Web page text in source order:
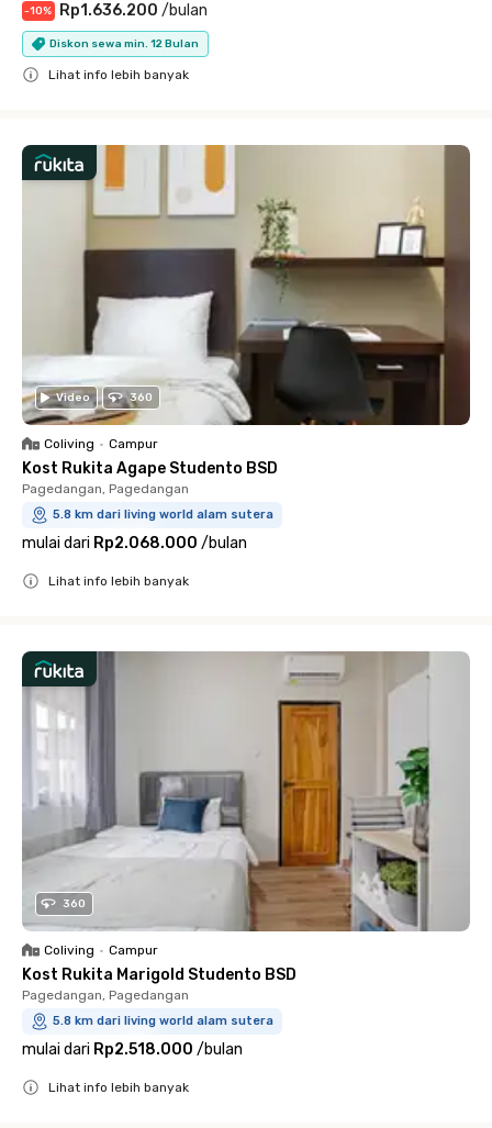
-10% Rp1.636.200 /bulan
Diskon sewa min. 12 Bulan
Lihat info lebih banyak
Video 360
Coliving • Campur
Kost Rukita Agape Studento BSD
Pagedangan, Pagedangan
5.8 km dari living world alam sutera
mulai dari Rp2.068.000 /bulan
Lihat info lebih banyak
360
Coliving • Campur
Kost Rukita Marigold Studento BSD
Pagedangan, Pagedangan
5.8 km dari living world alam sutera
mulai dari Rp2.518.000 /bulan
Lihat info lebih banyak